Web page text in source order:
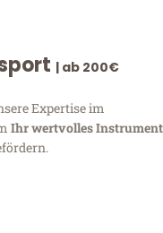
| ab 200€
Expertise im
Ihr wertvolles Instrument